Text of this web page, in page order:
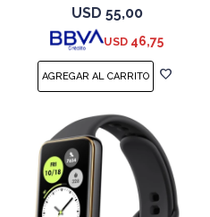
Black
USD 55,00
USD 46,75